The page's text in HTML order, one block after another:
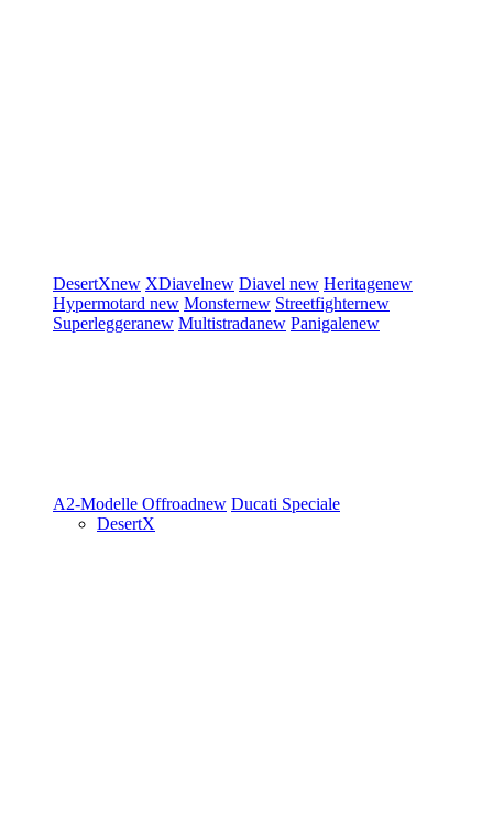
DesertXnew XDiavelnew Diavel new Heritagenew
Hypermotard new Monsternew Streetfighternew
Superleggeranew Multistradanew Panigalenew
A2-Modelle Offroadnew Ducati Speciale
DesertX